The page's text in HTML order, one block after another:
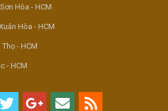
Hòa - HCM
Hòa - HCM
- HCM
- HCM